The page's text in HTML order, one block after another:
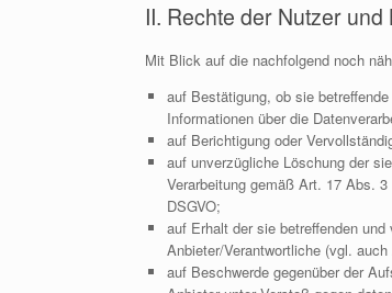
II. Rechte der Nutzer und
Mit Blick auf die nachfolgend noch
auf Bestätigung, ob sie
Informationen über die
auf Berichtigung oder
auf unverzügliche Löschung der
Verarbeitung gemäß Art. 17 Abs.
DSGVO;
auf Erhalt der sie betreffenden
Anbieter/Verantwortliche (vgl.
auf Beschwerde gegenüber der